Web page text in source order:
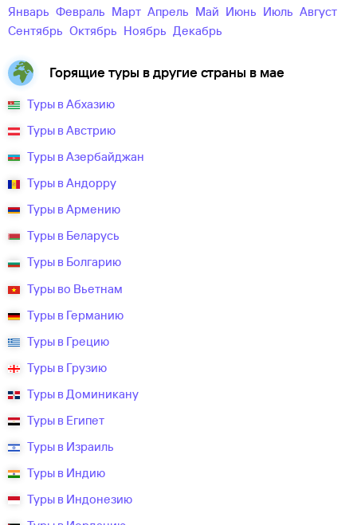
Январь Февраль Март Апрель Май Июнь Июль
Август
Сентябрь
Октябрь Ноябрь Декабрь
Горящие туры в другие страны в мае
Туры в Абхазию
Туры в Австрию
Туры в Азербайджан
Туры в Андорру
Туры в Армению
Туры в Беларусь
Туры в Болгарию
Туры во Вьетнам
Туры в Германию
Туры в Грецию
Туры в Грузию
Туры в Доминикану
Туры в Египет
Туры в Израиль
Туры в Индию
Туры в Индонезию